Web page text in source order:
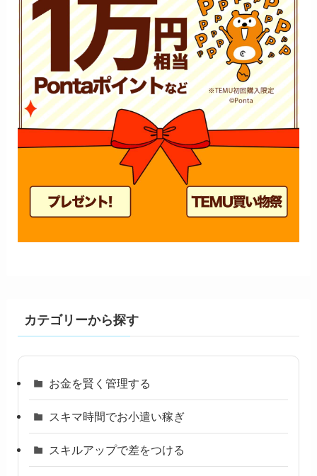
カテゴリーから探す
お金を賢く管理する
スキマ時間でお小遣い稼ぎ
スキルアップで差をつける